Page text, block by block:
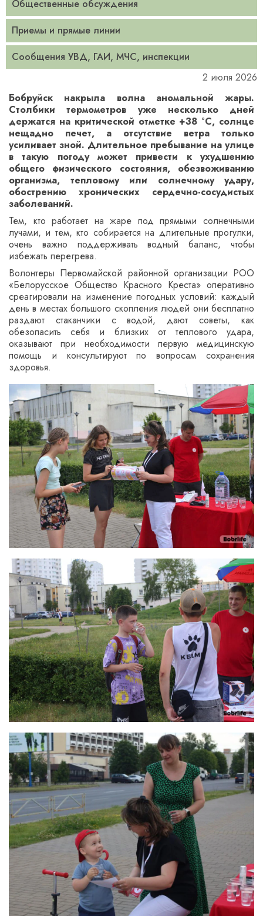
Общественные обсуждения
Приемы и прямые линии
Сообщения УВД, ГАИ, МЧС, инспекции
2 июля 2026
Бобруйск накрыла волна аномальной жары.
Столбики термометров уже несколько дней
держатся на критической отметке +38 °С, солнце
нещадно печет, а отсутствие ветра только
усиливает зной. Длительное пребывание на улице
в такую погоду может привести к ухудшению
общего физического состояния, обезвоживанию
организма, тепловому или солнечному удару,
обострению хронических сердечно-сосудистых
заболеваний.
Тем, кто работает на жаре под прямыми солнечными
лучами, и тем, кто собирается на длительные прогулки,
очень важно поддерживать водный баланс, чтобы
избежать перегрева.
Волонтеры Первомайской районной организации РОО
«Белорусское Общество Красного Креста» оперативно
среагировали на изменение погодных условий: каждый
день в местах большого скопления людей они бесплатно
раздают стаканчики с водой, дают советы, как
обезопасить себя и близких от теплового удара,
оказывают при необходимости первую медицинскую
помощь и консультируют по вопросам сохранения
здоровья.